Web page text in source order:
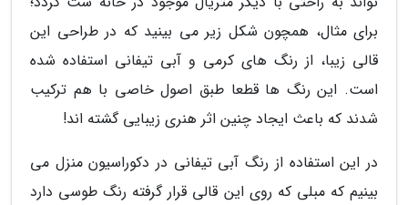
برای مثال، همچون شکل زیر می بینید که در طراحی این
قالی زیبا، از رنگ های کرمی و آبی تیفانی استفاده شده
است. این رنگ ها قطعا طبق اصول خاصی با هم ترکیب
شدند که باعث ایجاد چنین اثر هنری زیبایی گشته اند!
در این استفاده از رنگ آبی تیفانی در دکوراسیون منزل می
بینیم که مبلی که روی این قالی قرار گرفته رنگ طوسی دارد